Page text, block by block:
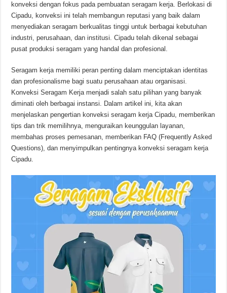
konveksi dengan fokus pada pembuatan seragam kerja. Berlokasi di
Cipadu, konveksi ini telah membangun reputasi yang baik dalam
menyediakan seragam berkualitas tinggi untuk berbagai kebutuhan
industri, perusahaan, dan institusi. Cipadu telah dikenal sebagai
pusat produksi seragam yang handal dan profesional.
Seragam kerja memiliki peran penting dalam menciptakan identitas
dan profesionalisme bagi suatu perusahaan atau organisasi.
Konveksi Seragam Kerja menjadi salah satu pilihan yang banyak
diminati oleh berbagai instansi. Dalam artikel ini, kita akan
menjelaskan pengertian konveksi seragam kerja Cipadu, memberikan
tips dan trik memilihnya, menguraikan keunggulan layanan,
membahas proses pemesanan, memberikan FAQ (Frequently Asked
Questions), dan menyimpulkan pentingnya konveksi seragam kerja
Cipadu.